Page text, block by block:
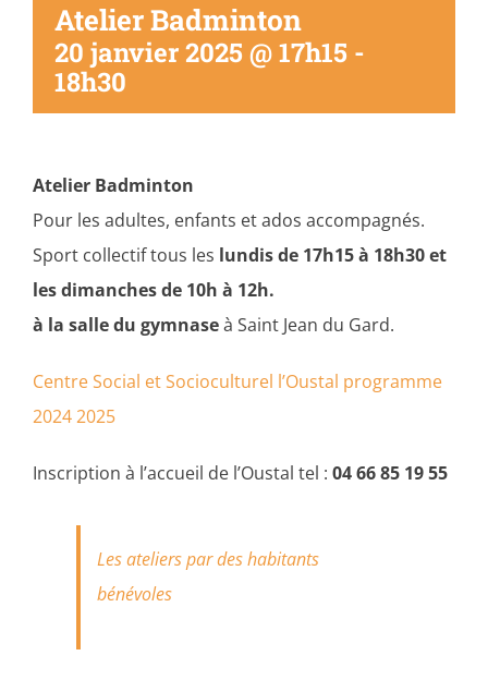
Atelier Badminton
20 janvier 2025 @ 17h15 -
18h30
Atelier Badminton
Pour les adultes, enfants et ados accompagnés.
Sport collectif tous les lundis de 17h15 à 18h30 et
les dimanches de 10h à 12h.
à la salle du gymnaseà Saint Jean du Gard.
Centre Social et Socioculturel l’Oustal programme
2024 2025
Inscription à l’accueil de l’Oustal tel : 04 66 85 19 55
Les ateliers par des habitants
bénévoles